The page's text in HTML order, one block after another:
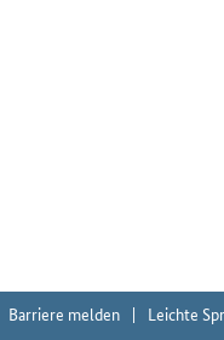
Barriere melden Leichte